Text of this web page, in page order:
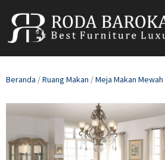
Beranda /Ruang Makan /Meja Makan Mewah